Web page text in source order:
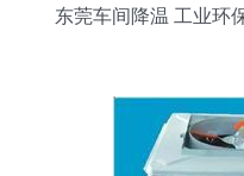
东莞车间降温 工业环